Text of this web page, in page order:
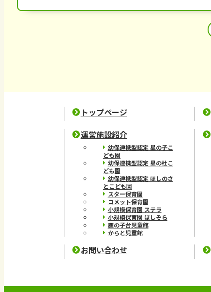
トップページ
運営施設紹介
幼保連携型認定 星の子こ
ども園
幼保連携型認定 星の杜こ
ども園
幼保連携型認定 ほしのさ
とこども園
スター保育園
コメット保育園
小規模保育園 ステラ
小規模保育園 ほしぞら
鹿の子台児童館
からと児童館
お問い合わせ